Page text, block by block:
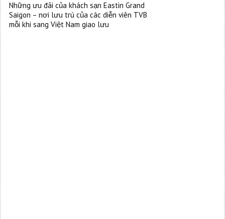
Những ưu đãi của khách sạn Eastin Grand
Saigon – nơi lưu trú của các diễn viên TVB
mỗi khi sang Việt Nam giao lưu